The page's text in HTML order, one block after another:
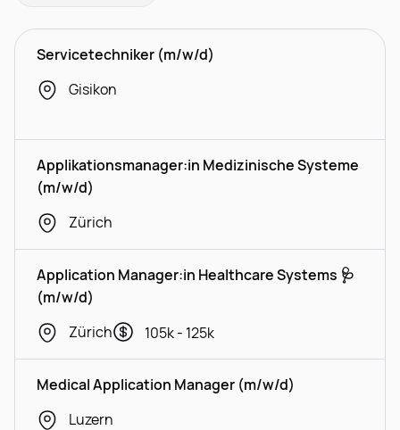
Servicetechniker (m/w/d)
Gisikon
Applikationsmanager:in Medizinische Systeme
(m/w/d)
Zürich
Application Manager:in Healthcare Systems 🩺
(m/w/d)
Zürich
105k - 125k
Medical Application Manager (m/w/d)
Luzern